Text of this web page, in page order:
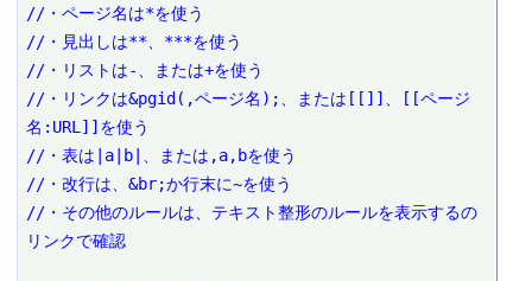
//・ページ名は*を使う
//・見出しは**、***を使う
//・リストは-、または+を使う
//・リンクは&pgid(,ページ名);、または[[]]、[[ページ
名:URL]]を使う
//・表は|a|b|、または,a,bを使う
//・改行は、&br;か行末に~を使う
//・その他のルールは、テキスト整形のルールを表示するの
リンクで確認